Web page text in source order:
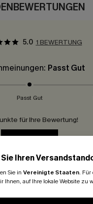
5.0 1 BEWERTUNG
Passt Gut
Passt Gut
für Ihre Bewertung!
BEWERTEN
Ihren
Sie in Vereinigte Staaten. Für
Ihnen, auf Ihre lokale Website zu